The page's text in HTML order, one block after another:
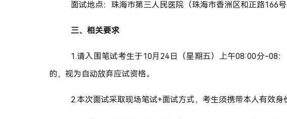
面试地点： 珠海市第三人民医院（珠海市香洲区和正路166
三、相关要求
1.请入围笔试考生于10月24日（星期五）上午08:00分-08
的，视为自动放弃应试资格。
2.本次面试采取现场笔试+面试方式，考生须携带本人有效身